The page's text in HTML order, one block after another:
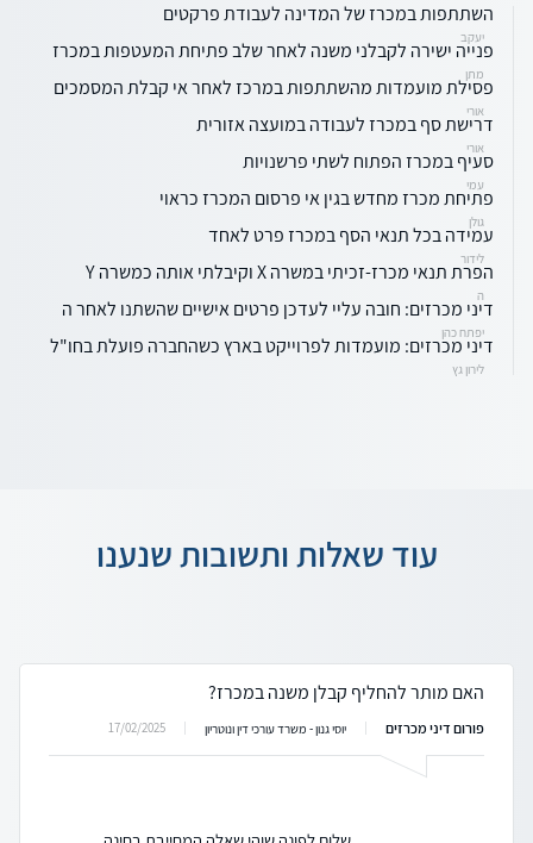
השתתפות במכרז של המדינה לעבודת פרקטים
יעקב
פנייה ישירה לקבלני משנה לאחר שלב פתיחת המעטפות במכרז
מתן
פסילת מועמדות מהשתתפות במרכז לאחר אי קבלת המסמכים
אורי
דרישת סף במכרז לעבודה במועצה אזורית
אורי
סעיף במכרז הפתוח לשתי פרשנויות
עמי
פתיחת מכרז מחדש בגין אי פרסום המכרז כראוי
גולן
עמידה בכל תנאי הסף במכרז פרט לאחד
לידור
הפרת תנאי מכרז-זכיתי במשרה X וקיבלתי אותה כמשרה Y
ה
דיני מכרזים: חובה עליי לעדכן פרטים אישיים שהשתנו לאחר ה
יפתח כהן
דיני מכרזים: מועמדות לפרוייקט בארץ כשהחברה פועלת בחו"ל
לירון גץ
עוד שאלות ותשובות שנענו
האם מותר להחליף קבלן משנה במכרז?
פורום דיני מכרזים יוסי גנון - משרד עורכי דין ונוטריון 17/02/2025